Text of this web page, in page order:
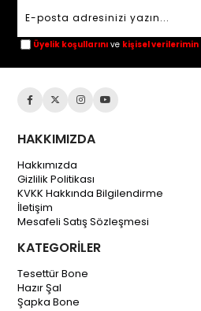
Üyelik koşullarını ve kişisel verilerimin
HAKKIMIZDA
Hakkımızda
Gizlilik Politikası
KVKK Hakkında Bilgilendirme
İletişim
Mesafeli Satış Sözleşmesi
KATEGORİLER
Tesettür Bone
Hazır Şal
Şapka Bone